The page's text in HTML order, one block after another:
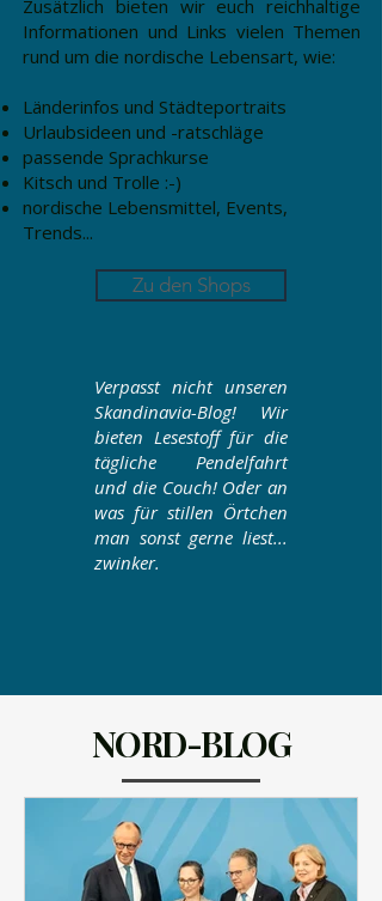
Zusätzlich bieten wir euch reichhaltige
Informationen und Links vielen Themen
rund um die nordische Lebensart, wie:
Länderinfos und Städteportraits
Urlaubsideen und -ratschläge
passende Sprachkurse
Kitsch und Trolle :-)
nordische Lebensmittel, Events,
Trends...
Zu den Shops
Verpasst nicht unseren
Skandinavia-Blog! Wir
bieten Lesestoff für die
tägliche Pendelfahrt
und die Couch! Oder an
was für stillen Örtchen
man sonst gerne liest...
zwinker.
NORD-BLOG